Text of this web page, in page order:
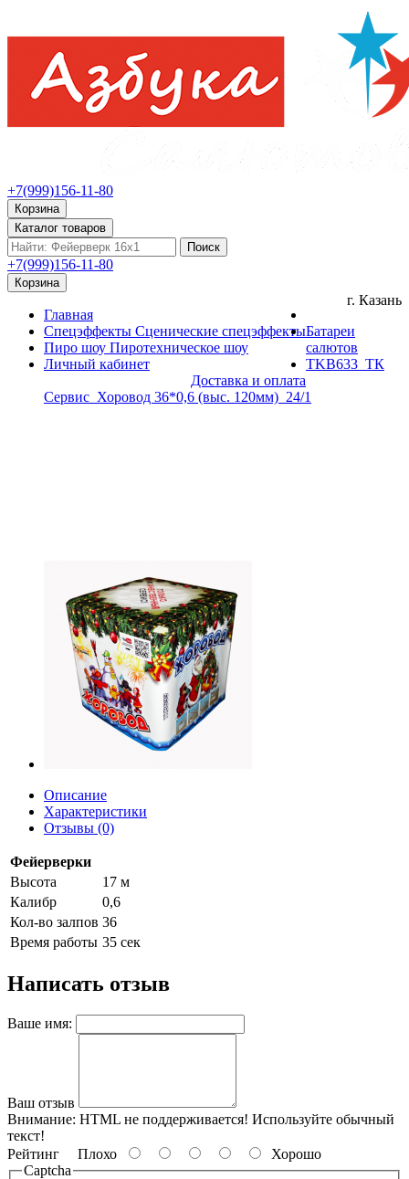
+7(999)156-11-80
Корзина
Каталог товаров
Поиск
+7(999)156-11-80
Корзина
Главная
Спецэффекты Сценические спецэффекты
Пиро шоу Пиротехническое шоу
Личный кабинет
Доставка и оплата
г. Казань
Батареи
салютов
TKB633_ТК
Сервис_Хоровод 36*0,6 (выс. 120мм)_24/1
Описание
Характеристики
Отзывы (0)
Фейерверки
Высота
17 м
Калибр
0,6
Кол-во залпов 36
Время работы 35 сек
Написать отзыв
Ваше имя:
Ваш отзыв
Внимание: HTML не поддерживается! Используйте обычный
текст!
Рейтинг Плохо
Хорошо
Captcha